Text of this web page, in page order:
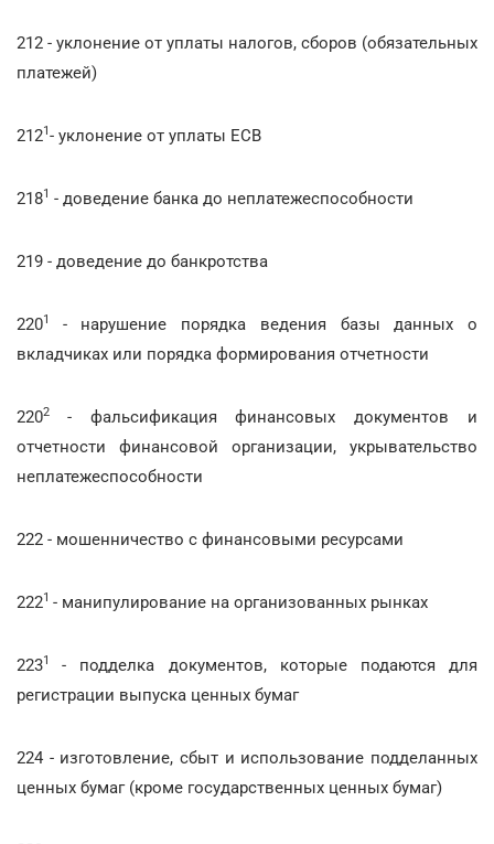
212 - уклонение от уплаты налогов, сборов (обязательных
платежей)
2121- уклонение от уплаты ЕСВ
2181 - доведение банка до неплатежеспособности
219 - доведение до банкротства
2201 - нарушение порядка ведения базы данных о
вкладчиках или порядка формирования отчетности
2202 - фальсификация финансовых документов и
отчетности финансовой организации, укрывательство
неплатежеспособности
222 - мошенничество с финансовыми ресурсами
2221 - манипулирование на организованных рынках
2231 - подделка документов, которые подаются для
регистрации выпуска ценных бумаг
224 - изготовление, сбыт и использование подделанных
ценных бумаг (кроме государственных ценных бумаг)